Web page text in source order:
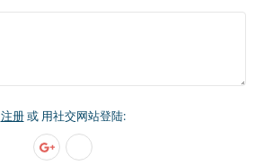
注册或 用社交网站登陆: